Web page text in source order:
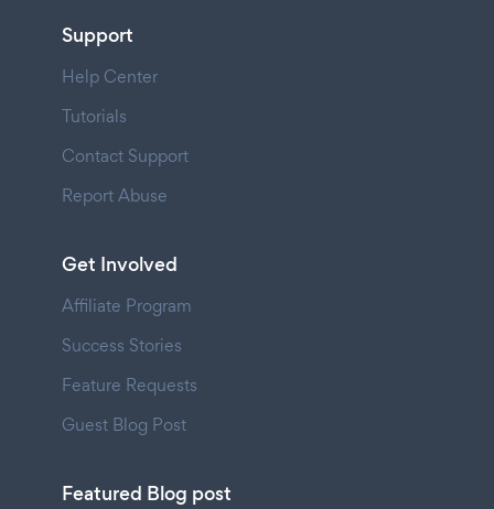
Support
Help Center
Tutorials
Contact Support
Report Abuse
Get Involved
Affiliate Program
Success Stories
Feature Requests
Guest Blog Post
Featured Blog post